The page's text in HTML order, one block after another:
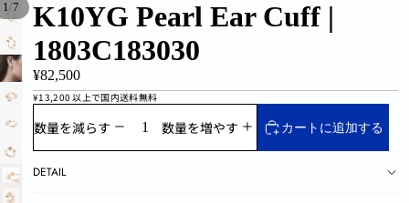
オ
を
再
生
オ
を
再
生
1/7
K10YG Pearl Ear Cuff |
1803C183030
¥82,500
¥13,200 以上で国内送料無料
数量を減らす 数量を増やす カートに追加する
DETAIL